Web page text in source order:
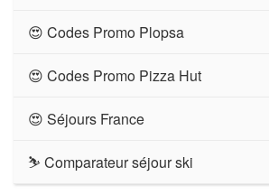
😍 Codes Promo Plopsa
😍 Codes Promo Pizza Hut
😍 Séjours France
⛷ Comparateur séjour ski